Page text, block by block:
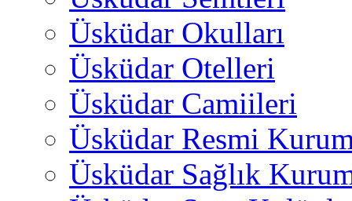
Üsküdar Okulları
Üsküdar Otelleri
Üsküdar Camiileri
Üsküdar Resmi
Üsküdar Sağlık